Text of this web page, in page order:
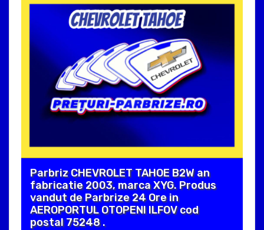
Parbriz CHEVROLET TAHOE B2W an
fabricatie 2003, marca XYG. Produs
vandut de Parbrize 24 Ore in
AEROPORTUL OTOPENI ILFOV cod
postal 75248 .